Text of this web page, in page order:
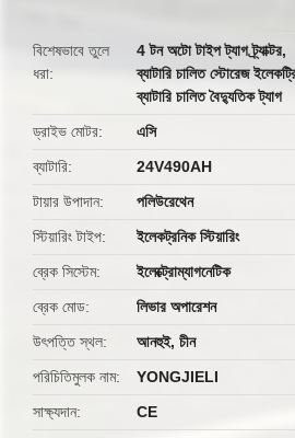
বিশেষভাবে তুলে
ধরা
4 টন অটো টাইপ ট্যাগ ট্র্যাক্টর,
ব্যাটারি চালিত স্টোরেজ
ব্যাটারি চালিত বৈদ্যুতিক ট্যাগ
ড্রাইভ মোটর
এসি
ব্যাটারি
24V490AH
টায়ার উপাদান
পলিউরেথেন
স্টিয়ারিং টাইপ
ইলেকট্রনিক স্টিয়ারিং
ব্রেক সিস্টেম
ইলেক্ট্রোম্যাগনেটিক
ব্রেক মোড
লিভার অপারেশন
উৎপত্তি স্থল
আনহুই, চীন
পরিচিতিমুলক নাম
YONGJIELI
সাক্ষ্যদান
CE